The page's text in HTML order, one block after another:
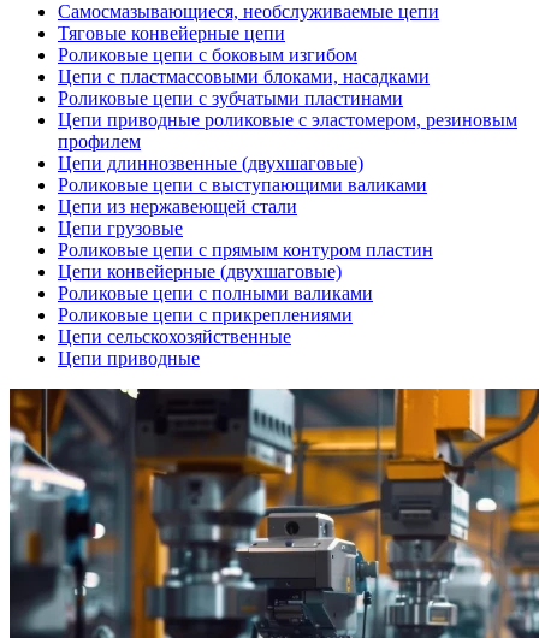
Самосмазывающиеся, необслуживаемые цепи
Тяговые конвейерные цепи
Роликовые цепи с боковым изгибом
Цепи с пластмассовыми блоками, насадками
Роликовые цепи с зубчатыми пластинами
Цепи приводные роликовые с эластомером, резиновым
профилем
Цепи длиннозвенные (двухшаговые)
Роликовые цепи с выступающими валиками
Цепи из нержавеющей стали
Цепи грузовые
Роликовые цепи с прямым контуром пластин
Цепи конвейерные (двухшаговые)
Роликовые цепи с полными валиками
Роликовые цепи с прикреплениями
Цепи сельскохозяйственные
Цепи приводные